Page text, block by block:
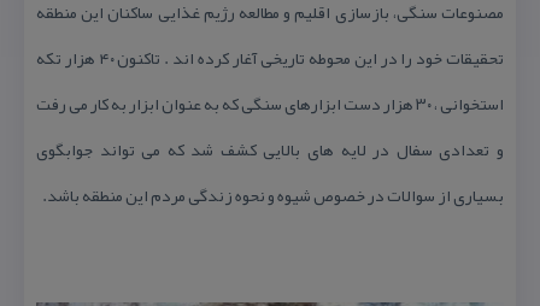
مصنوعات سنگی، بازسازی اقلیم و مطالعه رژیم غذایی ساكنان این منطقه
تحقیقات خود را در این محوطه تاریخی آغار كرده اند . تاكنون ۴۰ هزار تكه
استخوانی ، ۳۰ هزار دست ابزارهای سنگی كه به عنوان ابزار به كار می رفت
و تعدادی سفال در لایه های بالایی كشف شد كه می تواند جوابگوی
بسیاری از سوالات در خصوص شیوه و نحوه زندگی مردم این منطقه باشد.